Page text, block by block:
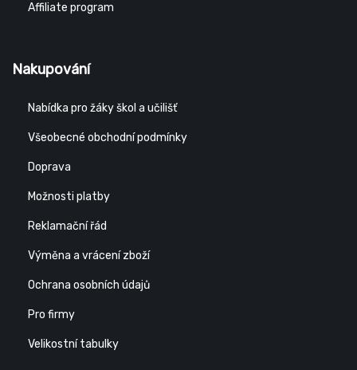
Affiliate program
Nakupování
Nabídka pro žáky škol a učilišť
Všeobecné obchodní podmínky
Doprava
Možnosti platby
Reklamační řád
Výměna a vrácení zboží
Ochrana osobních údajů
Pro firmy
Velikostní tabulky